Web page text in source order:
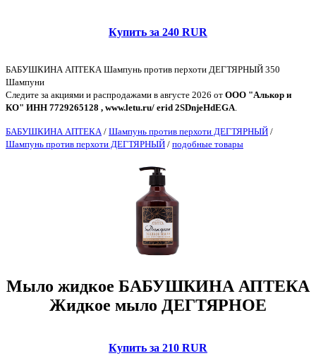
Купить за 240 RUR
БАБУШКИНА АПТЕКА Шампунь против перхоти ДЕГТЯРНЫЙ 350
Шампуни
Следите за акциями и распродажами в августе 2026 от ООО "Алькор и
КО" ИНН 7729265128 , www.letu.ru/ erid 2SDnjeHdEGA.
БАБУШКИНА АПТЕКА/ Шампунь против перхоти ДЕГТЯРНЫЙ /
Шампунь против перхоти ДЕГТЯРНЫЙ / подобные товары
Мыло жидкое БАБУШКИНА АПТЕКА
Жидкое мыло ДЕГТЯРНОЕ
Купить за 210 RUR